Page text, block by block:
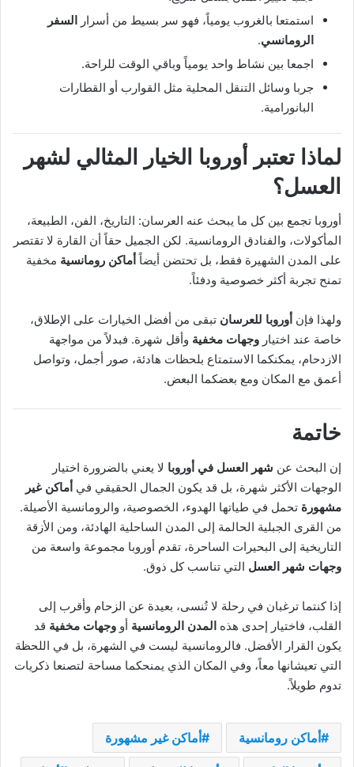
استمتعا بالغروب يومياً، فهو سر بسيط من أسرار السفر
الرومانسي.
اجمعا بين نشاط واحد يومياً وباقي الوقت للراحة.
جربا وسائل التنقل المحلية مثل القوارب أو القطارات
البانورامية.
لماذا تعتبر أوروبا الخيار المثالي لشهر
العسل؟
أوروبا تجمع بين كل ما يبحث عنه العرسان: التاريخ، الفن، الطبيعة،
المأكولات، والفنادق الرومانسية. لكن الجميل حقاً أن القارة لا تقتصر
على المدن الشهيرة فقط، بل تحتضن أيضاًأماكن رومانسية مخفية
تمنح تجربة أكثر خصوصية ودفئاً.
ولهذا فإن أوروبا للعرسان تبقى من أفضل الخيارات على الإطلاق،
خاصة عند اختيار وجهات مخفية وأقل شهرة. فبدلاً من مواجهة
الازدحام، يمكنكما الاستمتاع بلحظات هادئة، صور أجمل، وتواصل
أعمق مع المكان ومع بعضكما البعض.
خاتمة
إن البحث عن شهر العسل في أوروبا لا يعني بالضرورة اختيار
الوجهات الأكثر شهرة، بل قد يكون الجمال الحقيقي في أماكن غير
مشهورة تحمل في طياتها الهدوء، الخصوصية، والرومانسية الأصيلة.
من القرى الجبلية الحالمة إلى المدن الساحلية الهادئة، ومن الأزقة
التاريخية إلى البحيرات الساحرة، تقدم أوروبا مجموعة واسعة من
وجهات شهر العسل التي تناسب كل ذوق.
إذا كنتما ترغبان في رحلة لا تُنسى، بعيدة عن الزحام وأقرب إلى
القلب، فاختيار إحدى هذه المدن الرومانسية أو وجهات مخفية قد
يكون القرار الأفضل. فالرومانسية ليست في الشهرة، بل في اللحظة
التي تعيشانها معاً، وفي المكان الذي يمنحكما مساحة لتصنعا ذكريات
تدوم طويلاً.
أماكن رومانسية أماكن غير مشهورة